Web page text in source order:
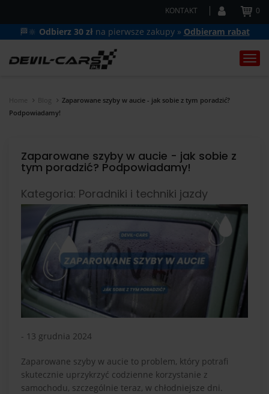
KONTAKT 0
🏁🔆 Odbierz 30 zł na pierwsze zakupy » Odbieram rabat
Home Blog
Zaparowane szyby w aucie - jak sobie z tym poradzić?
Podpowiadamy!
Zaparowane szyby w aucie - jak sobie z
tym poradzić? Podpowiadamy!
Kategoria: Poradniki i techniki jazdy
- 13 grudnia 2024
Zaparowane szyby w aucie to problem, który potrafi
skutecznie uprzykrzyć codzienne korzystanie z
samochodu, szczególnie teraz, w chłodniejsze dni.